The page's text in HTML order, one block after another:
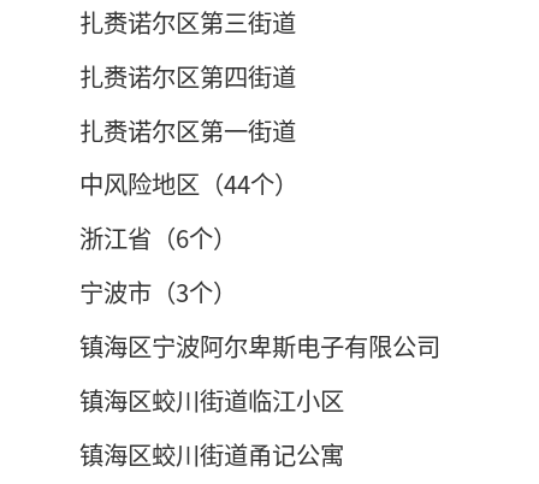
扎赉诺尔区第三街道
扎赉诺尔区第四街道
扎赉诺尔区第一街道
中风险地区（44个）
浙江省（6个）
宁波市（3个）
镇海区宁波阿尔卑斯电子有限公司
镇海区蛟川街道临江小区
镇海区蛟川街道甬记公寓